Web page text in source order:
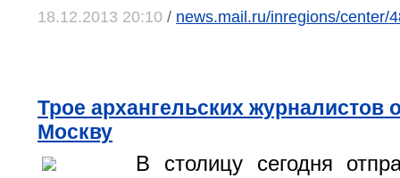
18.12.2013 20:10 / news.mail.ru/inregions/center/
Трое архангельских журналистов
Москву
В столицу сегодня